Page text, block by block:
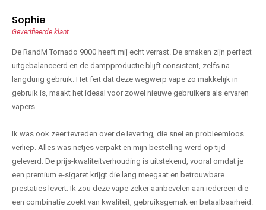
Sophie
Geverifieerde klant
De RandM Tornado 9000 heeft mij echt verrast. De smaken zijn perfect
uitgebalanceerd en de dampproductie blijft consistent, zelfs na
langdurig gebruik. Het feit dat deze wegwerp vape zo makkelijk in
gebruik is, maakt het ideaal voor zowel nieuwe gebruikers als ervaren
vapers.
Ik was ook zeer tevreden over de levering, die snel en probleemloos
verliep. Alles was netjes verpakt en mijn bestelling werd op tijd
geleverd. De prijs-kwaliteitverhouding is uitstekend, vooral omdat je
een premium e-sigaret krijgt die lang meegaat en betrouwbare
prestaties levert. Ik zou deze vape zeker aanbevelen aan iedereen die
een combinatie zoekt van kwaliteit, gebruiksgemak en betaalbaarheid.